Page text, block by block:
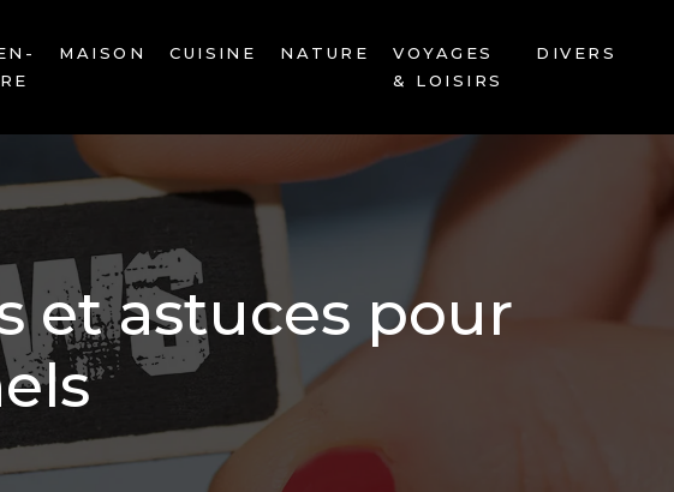
MAISON CUISINE NATURE
VOYAGES
& LOISIRS
DIVERS
et astuces pour